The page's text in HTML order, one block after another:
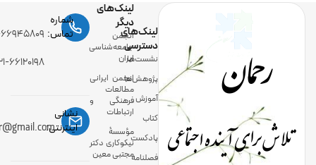
رحمان
تلاش برای آینده اجتماعی
لینک‌های
دسترسی
نشست‌ها
پژوهش‌ها
آموزش
کتاب
پادکست
فصلنامه
لینک‌های
دیگر
انجمن
جامعه‌شناسی
ایران
انجمن ایرانی
مطالعات
فرهنگی و
ارتباطات
مؤسسۀ
نیکوکاری دکتر
مجتبی معین
شماره
تماس: ۰۲۱-
۰۲۱-
نشانی
اینترنتی: